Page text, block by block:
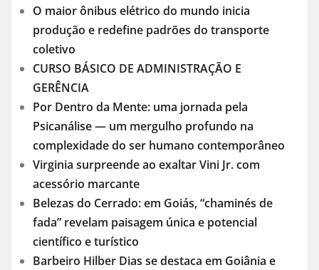
O maior ônibus elétrico do mundo inicia
produção e redefine padrões do transporte
coletivo
CURSO BÁSICO DE ADMINISTRAÇÃO E
GERÊNCIA
Por Dentro da Mente: uma jornada pela
Psicanálise — um mergulho profundo na
complexidade do ser humano contemporâneo
Virginia surpreende ao exaltar Vini Jr. com
acessório marcante
Belezas do Cerrado: em Goiás, “chaminés de
fada” revelam paisagem única e potencial
científico e turístico
Barbeiro Hilber Dias se destaca em Goiânia e